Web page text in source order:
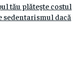
tău plăteşte costul
sedentarismul dacă